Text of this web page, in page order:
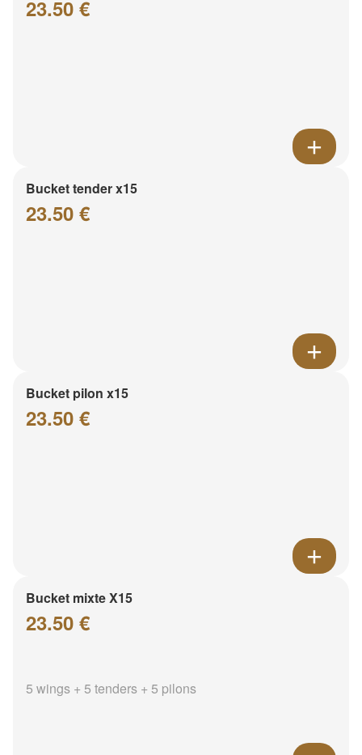
23.50 €
Bucket tender x15
23.50 €
Bucket pilon x15
23.50 €
Bucket mixte X15
23.50 €
5 wings + 5 tenders + 5 pilons